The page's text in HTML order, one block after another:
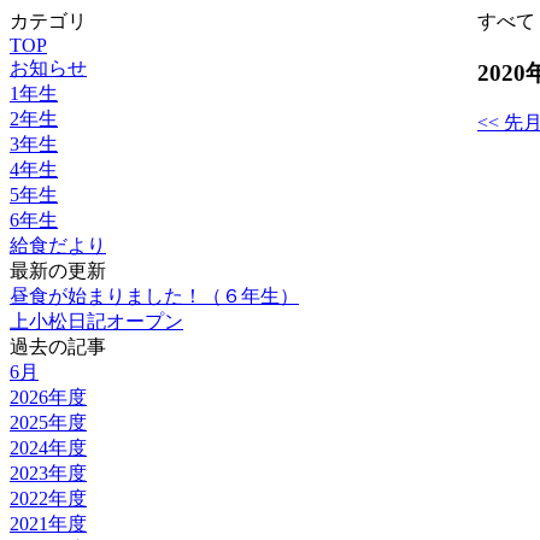
カテゴリ
TOP
お知らせ
1年生
2年生
3年生
4年生
5年生
6年生
給食だより
最新の更新
昼食が始まりました！（６年生）
上小松日記オープン
過去の記事
6月
2026年度
2025年度
2024年度
2023年度
2022年度
2021年度
すべて
2020
<< 先